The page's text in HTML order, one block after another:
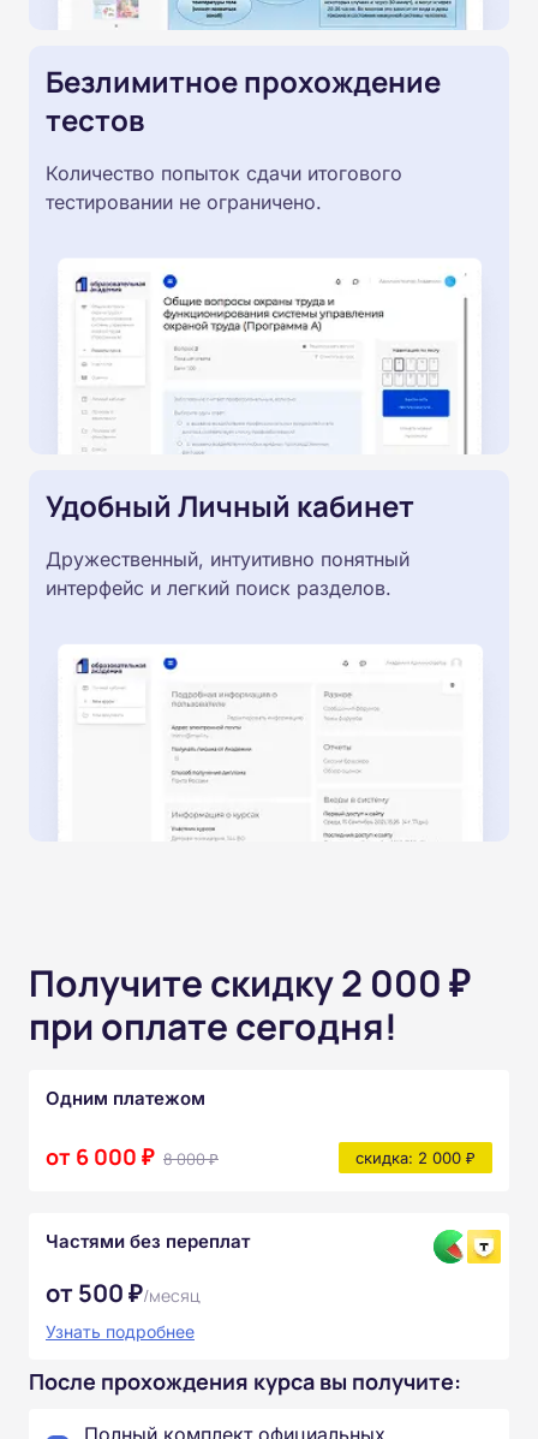
Безлимитное прохождение
тестов
Количество попыток сдачи итогового
тестировании не ограничено.
Удобный Личный кабинет
Дружественный, интуитивно понятный
интерфейс и легкий поиск разделов.
Получите скидку 2 000 ₽
при оплате сегодня!
Одним платежом
от 6 000 ₽ 8 000 ₽ скидка: 2 000 ₽
Частями без переплат
от 500 ₽/месяц
Узнать подробнее
После прохождения курса вы получите: